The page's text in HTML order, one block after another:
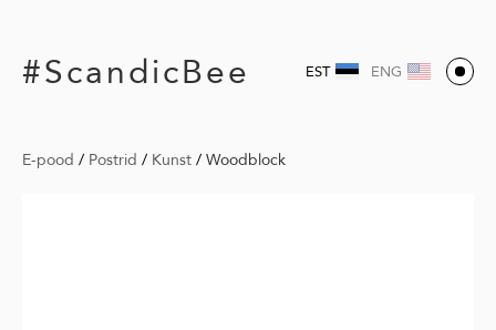
#ScandicBee EST ENG
E-pood / Postrid / Kunst / Woodblock